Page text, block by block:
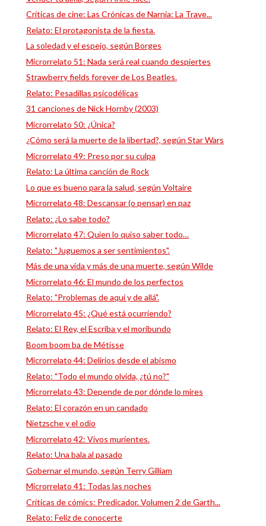
Críticas de cine: Las Crónicas de Narnia: La Trave...
Relato: El protagonista de la fiesta.
La soledad y el espejo, según Borges
Microrrelato 51: Nada será real cuando despiertes
Strawberry fields forever de Los Beatles.
Relato: Pesadillas psicodélicas
31 canciones de Nick Hornby (2003)
Microrrelato 50: ¿Única?
¿Cómo será la muerte de la libertad?, según Star Wars
Microrrelato 49: Preso por su culpa
Relato: La última canción de Rock
Lo que es bueno para la salud, según Voltaire
Microrrelato 48: Descansar (o pensar) en paz
Relato: ¿Lo sabe todo?
Microrrelato 47: Quien lo quiso saber todo…
Relato: "Juguemos a ser sentimientos".
Más de una vida y más de una muerte, según Wilde
Microrrelato 46: El mundo de los perfectos
Relato: "Problemas de aquí y de allá".
Microrrelato 45: ¿Qué está ocurriendo?
Relato: El Rey, el Escriba y el moribundo
Boom boom ba de Métisse
Microrrelato 44: Delirios desde el abismo
Relato: "Todo el mundo olvida, ¿tú no?"
Microrrelato 43: Depende de por dónde lo mires
Relato: El corazón en un candado
Nietzsche y el odio
Microrrelato 42: Vivos murientes.
Relato: Una bala al pasado
Gobernar el mundo, según Terry Gilliam
Microrrelato 41: Todas las noches
Críticas de cómics: Predicador. Volumen 2 de Garth...
Relato: Feliz de conocerte